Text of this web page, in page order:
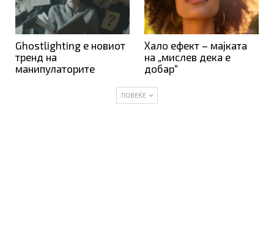
Ghostlighting е новиот
тренд на
манипулаторите
Хало ефект – мајката
на „мислев дека е
добар“
ПОВЕЌЕ